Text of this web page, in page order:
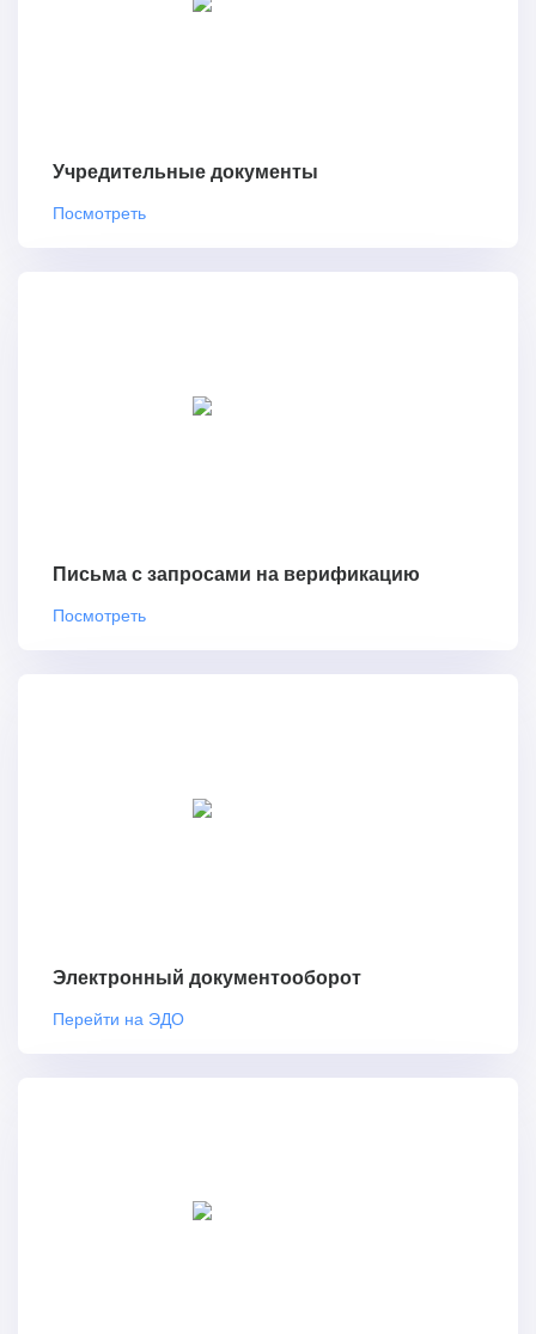
Учредительные документы
Посмотреть
Письма с запросами на верификацию
Посмотреть
Электронный документооборот
Перейти на ЭДО